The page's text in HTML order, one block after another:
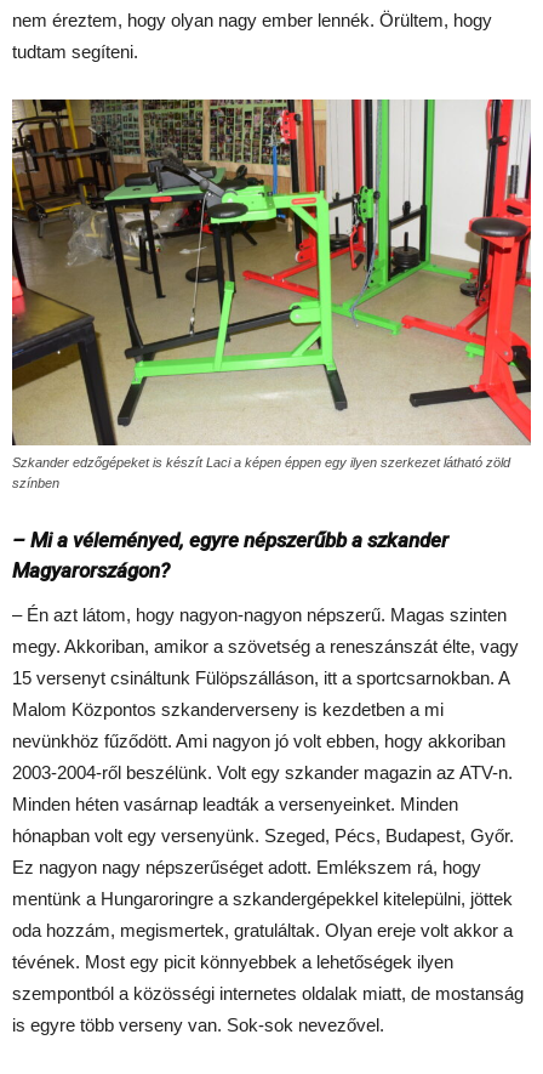
nem éreztem, hogy olyan nagy ember lennék. Örültem, hogy
tudtam segíteni.
Szkander edzőgépeket is készít Laci a képen éppen egy ilyen szerkezet látható zöld
színben
– Mi a véleményed, egyre népszerűbb a szkander
Magyarországon?
– Én azt látom, hogy nagyon-nagyon népszerű. Magas szinten
megy. Akkoriban, amikor a szövetség a reneszánszát élte, vagy
15 versenyt csináltunk Fülöpszálláson, itt a sportcsarnokban. A
Malom Központos szkanderverseny is kezdetben a mi
nevünkhöz fűződött. Ami nagyon jó volt ebben, hogy akkoriban
2003-2004-ről beszélünk. Volt egy szkander magazin az ATV-n.
Minden héten vasárnap leadták a versenyeinket. Minden
hónapban volt egy versenyünk. Szeged, Pécs, Budapest, Győr.
Ez nagyon nagy népszerűséget adott. Emlékszem rá, hogy
mentünk a Hungaroringre a szkandergépekkel kitelepülni, jöttek
oda hozzám, megismertek, gratuláltak. Olyan ereje volt akkor a
tévének. Most egy picit könnyebbek a lehetőségek ilyen
szempontból a közösségi internetes oldalak miatt, de mostanság
is egyre több verseny van. Sok-sok nevezővel.